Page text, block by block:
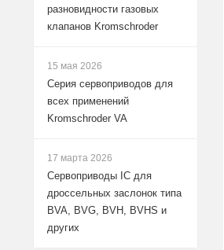
разновидности газовых
клапанов Kromschroder
15 мая 2026
Серия сервоприводов для
всех применений
Kromschroder VA
17 марта 2026
Сервоприводы IC для
дроссельных заслонок типа
BVA, BVG, BVH, BVHS и
других